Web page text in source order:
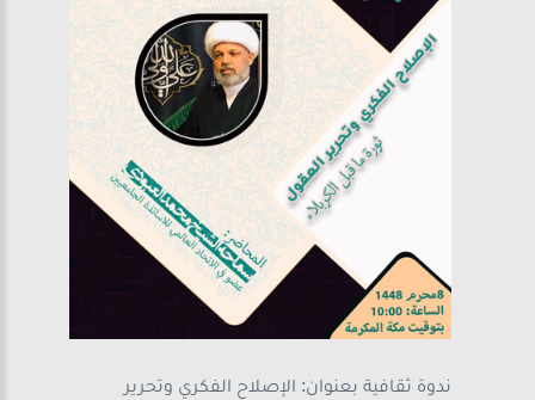
ندوة ثقافية بعنوان: الإصلاح الفكري وتحرير